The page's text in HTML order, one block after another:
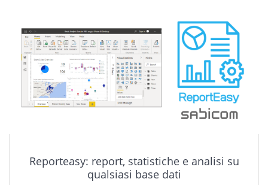
Reporteasy: report, statistiche e analisi su
qualsiasi base dati